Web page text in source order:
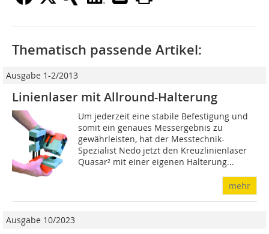
Thematisch passende Artikel:
Ausgabe 1-2/2013
Linienlaser mit Allround-Halterung
Um jederzeit eine stabile Befes­tigung und
somit ein genaues Messergebnis zu
gewährleisten, hat der Messtechnik-
Spezialist Nedo jetzt den Kreuzlinienlaser
Quasar² mit einer eigenen Halterung...
mehr
Ausgabe 10/2023